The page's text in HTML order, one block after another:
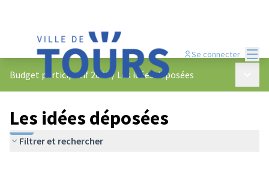
Se connecter
Budget participatif 2022/ Les idées déposées
Les idées déposées
Filtrer et rechercher